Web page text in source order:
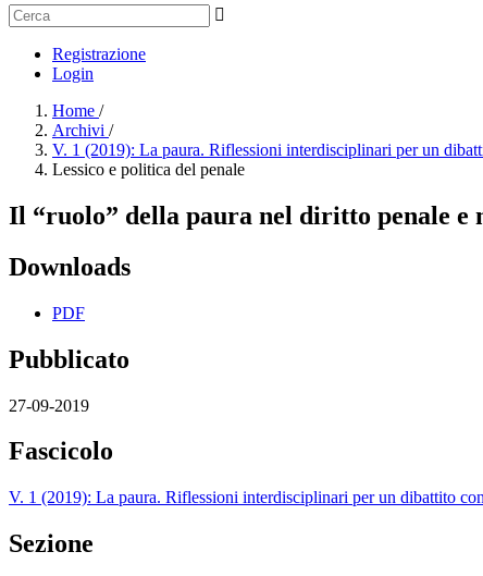
Registrazione
Login
Home /
Archivi /
V. 1 (2019): La paura. Riflessioni interdisciplinari per un
Lessico e politica del penale
Il “ruolo” della paura nel diritto penale e
Downloads
PDF
Pubblicato
27-09-2019
Fascicolo
V. 1 (2019): La paura. Riflessioni interdisciplinari per un dibattito
Sezione